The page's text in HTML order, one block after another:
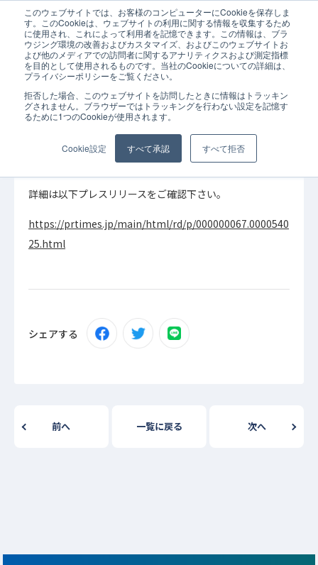
このウェブサイトでは、お客様のコンピューターにCookieを保存しま
す。このCookieは、ウェブサイトの利用に関する情報を収集するため
に使用され、これによって利用者を記憶できます。この情報は、ブラ
ウジング環境の改善およびカスタマイズ、およびこのウェブサイトお
よび他のメディアでの訪問者に関するアナリティクスおよび測定指標
を目的として使用されるものです。当社のCookieについての詳細は、
プライバシーポリシーをご覧ください。
拒否した場合、このウェブサイトを訪問したときに情報はトラッキン
グされません。ブラウザーではトラッキングを行わない設定を記憶す
るために1つのCookieが使用されます。
Cookie設定 すべて承認 すべて拒否
ホーム お知らせ SB C&Sとの「SaaS API連携の推進に向けた協業開始
2022年03月06日 お知らせ
SB C&Sとの「SaaS API連携の推進に向けた協
業開始」のお知らせ
詳細は以下プレスリリースをご確認下さい。
https://prtimes.jp/main/html/rd/p/000000067.0000540
25.html
シェアする
前へ 一覧に戻る 次へ